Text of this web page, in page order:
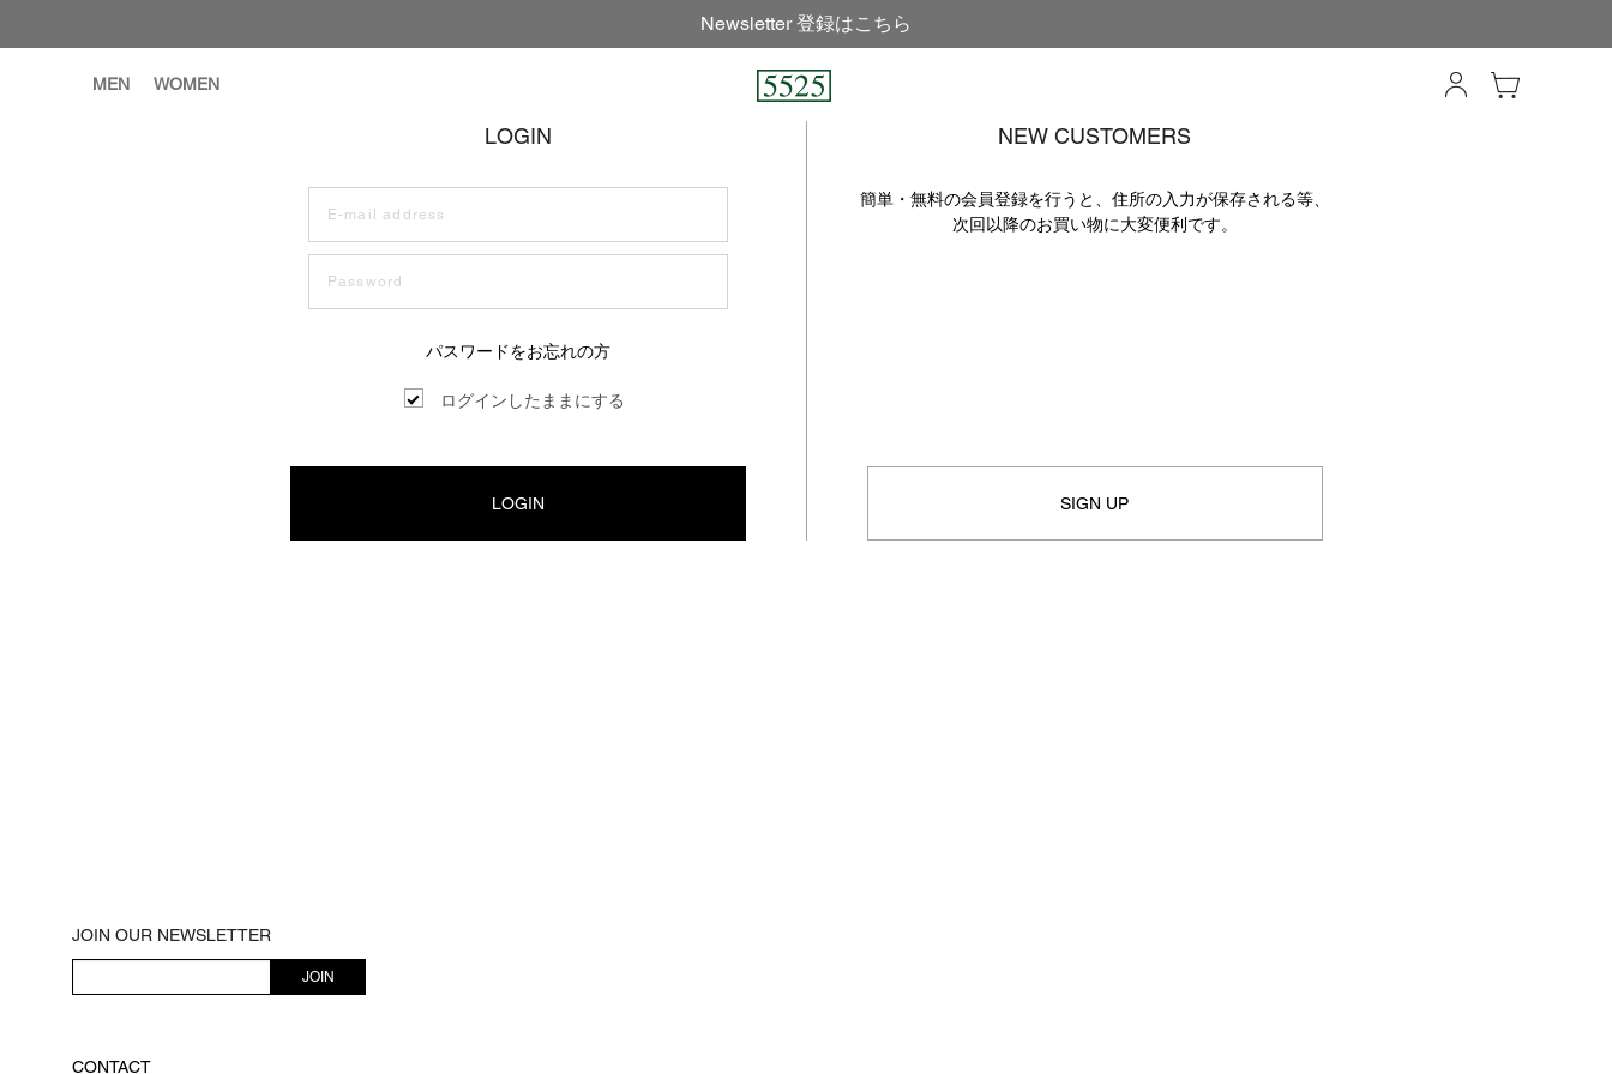
Newsletter 登録はこちら
MEN WOMEN
LOGIN
パスワードをお忘れの方
ログインしたままにする
LOGIN
NEW CUSTOMERS
簡単・無料の会員登録を行うと、住所の入力が保存される等、
次回以降のお買い物に大変便利です。
SIGN UP
JOIN OUR NEWSLETTER
JOIN
CONTACT